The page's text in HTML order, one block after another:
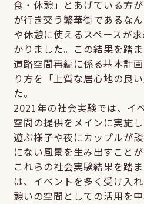
食・休憩」とあげている方
が行き交う繁華街であるな
や休憩に使えるスペースが
かりました。この結果を踏
道路空間再編に係る基本計
り方を「上質な居心地の良
た。
2021年の社会実験では、イ
空間の提供をメインに実施
遊ぶ様子や夜にカップルが
にない風景を生み出すことが
これらの社会実験結果を踏
は、イベントを多く受け入
憩いの空間としての活用を中